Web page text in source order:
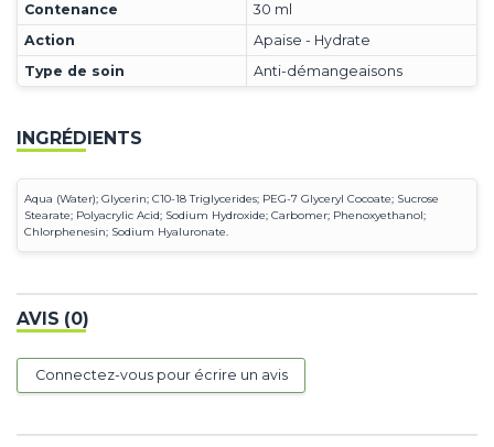
Contenance
30 ml
Action
Apaise - Hydrate
Type de soin
Anti-démangeaisons
INGRÉDIENTS
Aqua (Water); Glycerin; C10-18 Triglycerides; PEG-7 Glyceryl Cocoate; Sucrose
Stearate; Polyacrylic Acid; Sodium Hydroxide; Carbomer; Phenoxyethanol;
Chlorphenesin; Sodium Hyaluronate.
AVIS (0)
Connectez-vous pour écrire un avis